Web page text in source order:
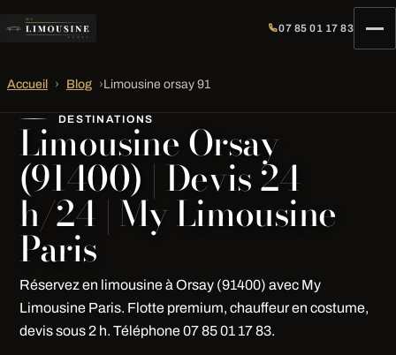
07 85 01 17 83
Accueil › Blog ›Limousine orsay 91
DESTINATIONS
Limousine Orsay
(91400) | Devis 24
h/24 | My Limousine
Paris
Réservez en limousine à Orsay (91400) avec My
Limousine Paris. Flotte premium, chauffeur en costume,
devis sous 2 h. Téléphone 07 85 01 17 83.